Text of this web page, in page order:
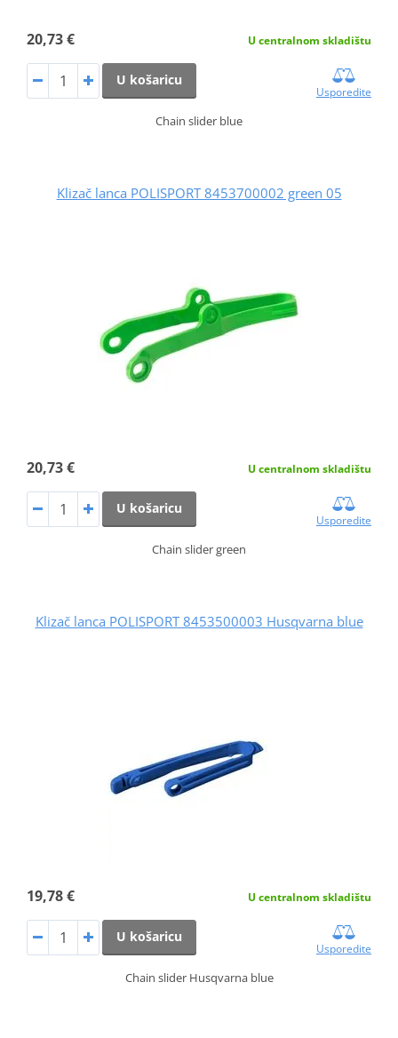
20,73 € U centralnom skladištu
U košaricu
Usporedite
Chain slider blue
Klizač lanca POLISPORT 8453700002 green 05
20,73 € U centralnom skladištu
U košaricu
Usporedite
Chain slider green
Klizač lanca POLISPORT 8453500003 Husqvarna blue
19,78 € U centralnom skladištu
U košaricu
Usporedite
Chain slider Husqvarna blue